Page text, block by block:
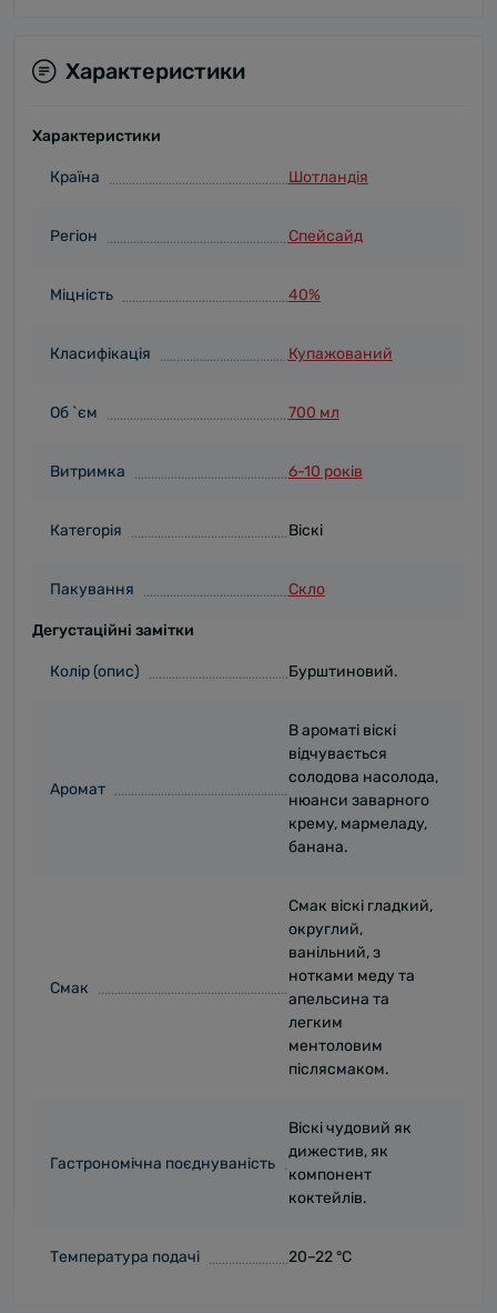
Характеристики
Характеристики
Країна Шотландія
Регіон Спейсайд
Міцність 40%
Класифікація Купажований
Об `єм 700 мл
Витримка 6-10 років
Категорія Віскі
Пакування Скло
Дегустаційні замітки
Колір (опис) Бурштиновий.
Аромат
В ароматі віскі
відчувається
солодова насолода,
нюанси заварного
крему, мармеладу,
банана.
Смак
Смак віскі гладкий,
округлий,
ванільний, з
нотками меду та
апельсина та
легким
ментоловим
післясмаком.
Гастрономічна поєднуваність
Віскі чудовий як
дижестив, як
компонент
коктейлів.
Температура подачі 20–22 °С